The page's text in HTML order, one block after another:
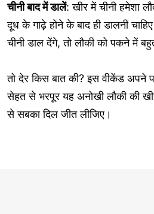
चीनी बाद में डालें: खीर में चीनी हमेशा
दूध के गाढ़े होने के बाद ही डालनी
चीनी डाल देंगे, तो लौकी को पकने में
तो देर किस बात की? इस वीकेंड अपने
सेहत से भरपूर यह अनोखी लौकी की
से सबका दिल जीत लीजिए।